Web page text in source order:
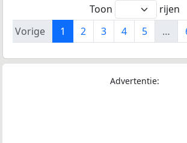
Toon
rijen
Vorige
1 2 3 4 5 …
Advertentie: